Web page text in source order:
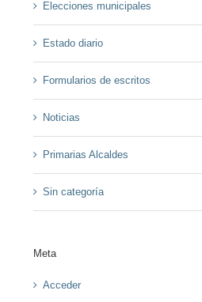
Elecciones municipales
Estado diario
Formularios de escritos
Noticias
Primarias Alcaldes
Sin categoría
Meta
Acceder